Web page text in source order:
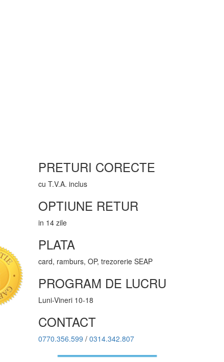
PRETURI CORECTE
cu T.V.A. inclus
OPTIUNE RETUR
in 14 zile
PLATA
card, ramburs, OP, trezorerie SEAP
PROGRAM DE LUCRU
Luni-Vineri 10-18
CONTACT
0770.356.599 / 0314.342.807